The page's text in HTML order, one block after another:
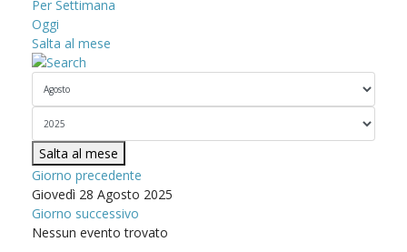
Per Settimana
Oggi
Salta al mese
Salta al mese
Giorno precedente
Giovedì 28 Agosto 2025
Giorno successivo
Nessun evento trovato